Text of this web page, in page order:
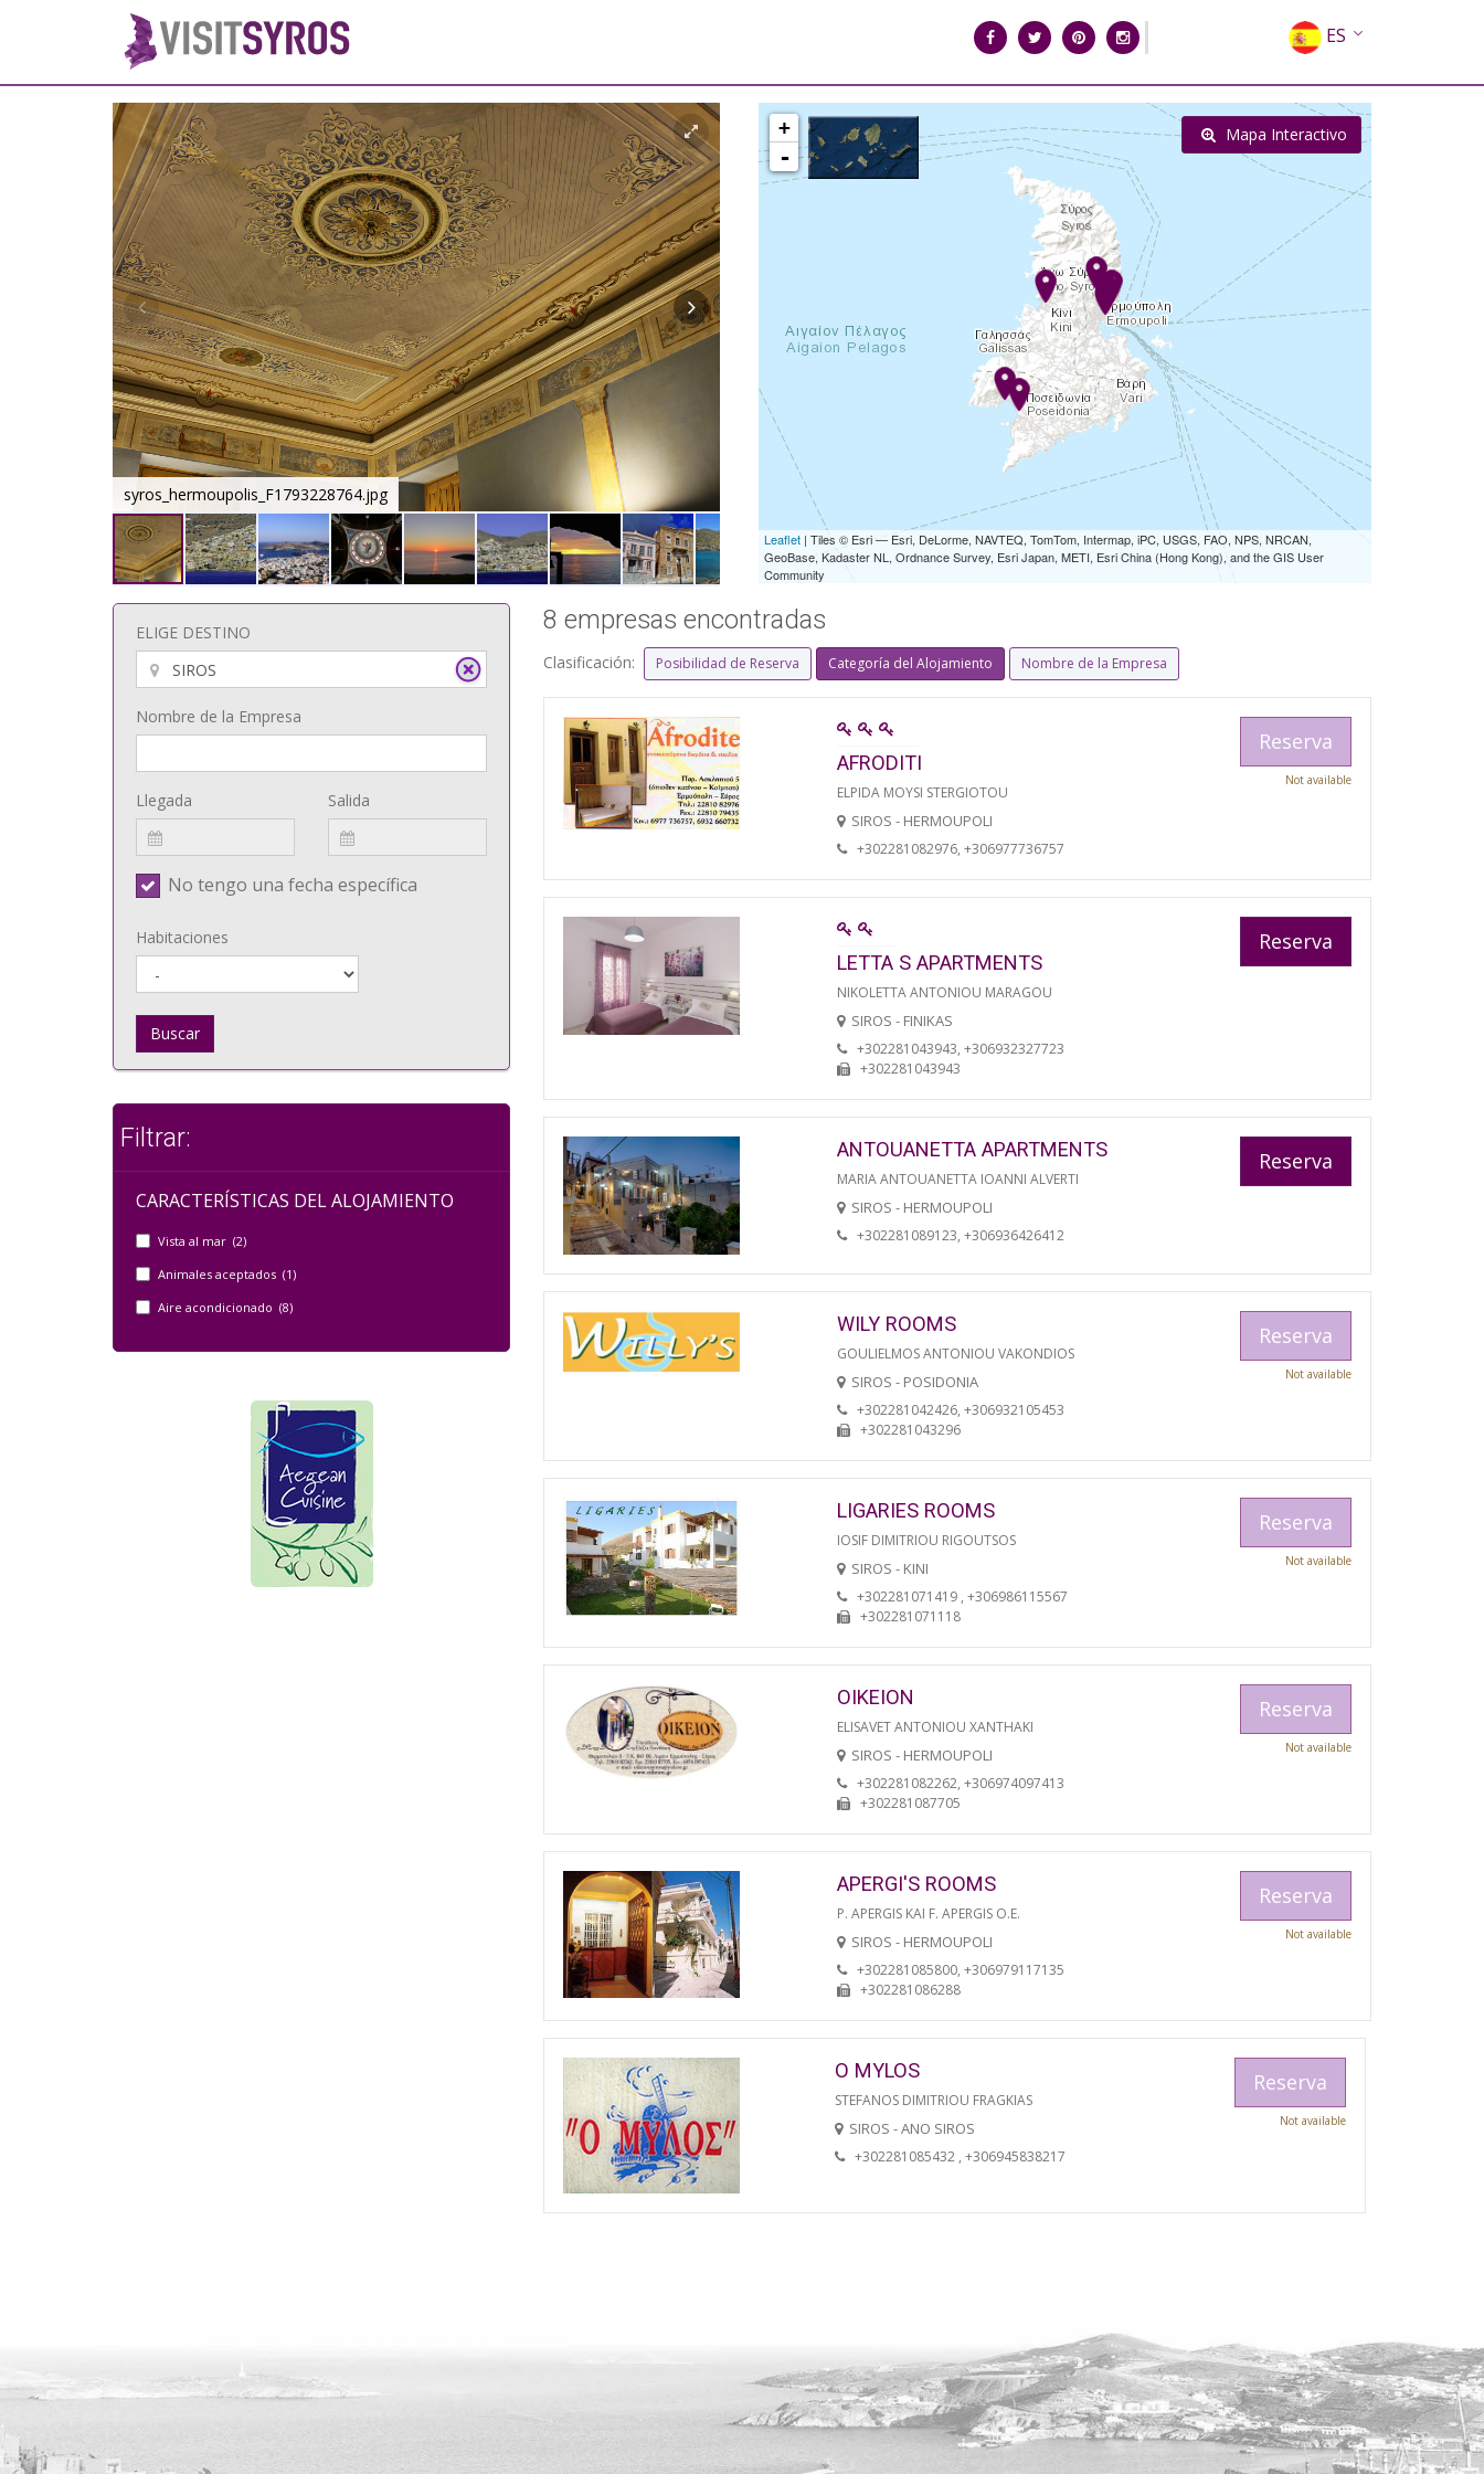
ES
EN
EL
RU
syros_hermoupolis_F1793228764.jpg syros_vaporia_F268133321.jpg
+
-
Leaflet | Tiles © Esri — Esri, DeLorme, NAVTEQ, TomTom, Intermap, iPC, USGS, FAO, NPS, NRCAN,
GeoBase, Kadaster NL, Ordnance Survey, Esri Japan, METI, Esri China (Hong Kong), and the GIS User
Community
Mapa Interactivo
ELIGE DESTINO
Nombre de la Empresa
Llegada Salida
No tengo una fecha específica
Habitaciones
Buscar
Filtrar:
CARACTERÍSTICAS DEL ALOJAMIENTO
Vista al mar (2)
Animales aceptados (1)
Aire acondicionado (8)
8 empresas encontradas
Clasificación: Posibilidad de Reserva Categoría del Alojamiento Nombre de la Empresa
AFRODITI
ELPIDA MOYSI STERGIOTOU
SIROS - HERMOUPOLI
+302281082976, +306977736757
Reserva
Not available
LETTA S APARTMENTS
NIKOLETTA ANTONIOU MARAGOU
SIROS - FINIKAS
+302281043943, +306932327723
+302281043943
Reserva
ANTOUANETTA APARTMENTS
MARIA ANTOUANETTA IOANNI ALVERTI
SIROS - HERMOUPOLI
+302281089123, +306936426412
Reserva
WILY ROOMS
GOULIELMOS ANTONIOU VAKONDIOS
SIROS - POSIDONIA
+302281042426, +306932105453
+302281043296
Reserva
Not available
LIGARIES ROOMS
IOSIF DIMITRIOU RIGOUTSOS
SIROS - KINI
+302281071419 , +306986115567
+302281071118
Reserva
Not available
OIKEION
ELISAVET ANTONIOU XANTHAKI
SIROS - HERMOUPOLI
+302281082262, +306974097413
+302281087705
Reserva
Not available
APERGI'S ROOMS
P. APERGIS KAI F. APERGIS O.E.
SIROS - HERMOUPOLI
+302281085800, +306979117135
+302281086288
Reserva
Not available
O MYLOS
STEFANOS DIMITRIOU FRAGKIAS
SIROS - ANO SIROS
+302281085432 , +306945838217
Reserva
Not available